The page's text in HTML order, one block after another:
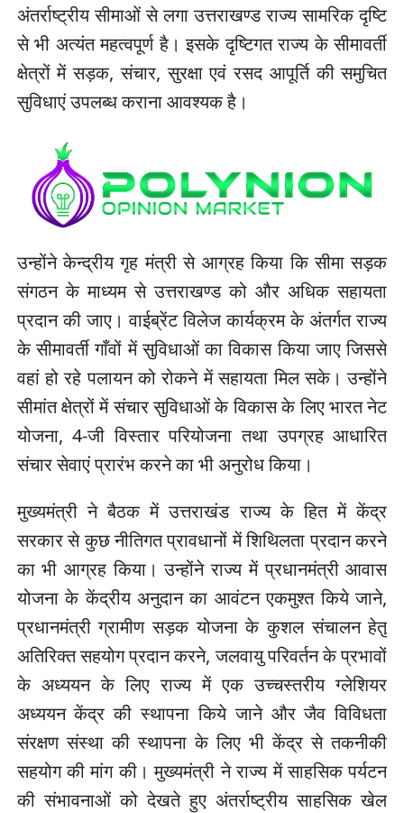
अंतर्राष्ट्रीय सीमाओं से लगा उत्तराखण्ड राज्य सामरिक दृष्टि
से भी अत्यंत महत्वपूर्ण है। इसके दृष्टिगत राज्य के सीमावर्ती
क्षेत्रों में सड़क, संचार, सुरक्षा एवं रसद आपूर्ति की समुचित
सुविधाएं उपलब्ध कराना आवश्यक है।
उन्होंने केन्द्रीय गृह मंत्री से आग्रह किया कि सीमा सड़क
संगठन के माध्यम से उत्तराखण्ड को और अधिक सहायता
प्रदान की जाए। वाईब्रेंट विलेज कार्यक्रम के अंतर्गत राज्य
के सीमावर्ती गाँवों में सुविधाओं का विकास किया जाए जिससे
वहां हो रहे पलायन को रोकने में सहायता मिल सके। उन्होंने
सीमांत क्षेत्रों में संचार सुविधाओं के विकास के लिए भारत नेट
योजना, 4-जी विस्तार परियोजना तथा उपग्रह आधारित
संचार सेवाएं प्रारंभ करने का भी अनुरोध किया।
मुख्यमंत्री ने बैठक में उत्तराखंड राज्य के हित में केंद्र
सरकार से कुछ नीतिगत प्रावधानों में शिथिलता प्रदान करने
का भी आग्रह किया। उन्होंने राज्य में प्रधानमंत्री आवास
योजना के केंद्रीय अनुदान का आवंटन एकमुश्त किये जाने,
प्रधानमंत्री ग्रामीण सड़क योजना के कुशल संचालन हेतु
अतिरिक्त सहयोग प्रदान करने, जलवायु परिवर्तन के प्रभावों
के अध्ययन के लिए राज्य में एक उच्चस्तरीय ग्लेशियर
अध्ययन केंद्र की स्थापना किये जाने और जैव विविधता
संरक्षण संस्था की स्थापना के लिए भी केंद्र से तकनीकी
सहयोग की मांग की। मुख्यमंत्री ने राज्य में साहसिक पर्यटन
की संभावनाओं को देखते हुए अंतर्राष्ट्रीय साहसिक खेल